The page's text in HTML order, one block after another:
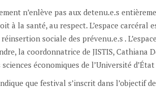
n’enlève pas aux detenu.e.s
à la santé, au respect. L’espace carcéral
sociale des prévenu.e.s .
la coordonnatrice de JISTIS, Cathiana
économiques de l’Université d’État
que festival s’inscrit dans l’objectif